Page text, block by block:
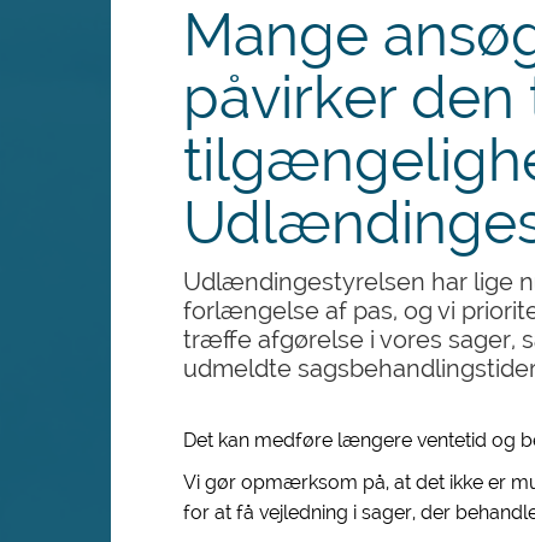
Mange
påvirker
Udlændingestyrelsen har lige
forlængelse af pas, og vi
træffe afgørelse i vores sager,
udmeldte
Det kan medføre længere ventetid og
Vi gør opmærksom på, at det ikke er
for at få vejledning i sager, der